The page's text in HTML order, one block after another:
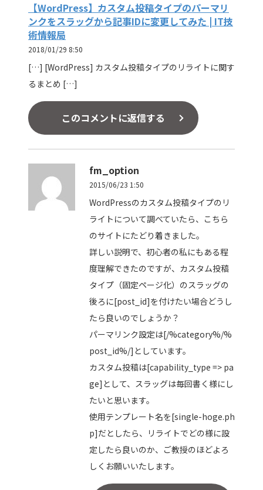
【WordPress】カスタム投稿タイプのパーマリ
ンクをスラッグから記事IDに変更してみた | IT技
術情報局
2018/01/29 8:50
[…] [WordPress] カスタム投稿タイプのリライトに関す
るまとめ […]
このコメントに返信する
fm_option
2015/06/23 1:50
WordPressのカスタム投稿タイプのリ
ライトについて調べていたら、こちら
のサイトにたどり着きました。
詳しい説明で、初心者の私にもある程
度理解できたのですが、カスタム投稿
タイプ（固定ページ化）のスラッグの
後ろに[post_id]を付けたい場合どうし
たら良いのでしょうか？
パーマリンク設定は[/%category%/%
post_id%/]としています。
カスタム投稿は[capability_type => pa
ge]として、スラッグは毎回書く様にし
たいと思います。
使用テンプレート名を[single-hoge.ph
p]だとしたら、リライトでどの様に設
定したら良いのか、ご教授のほどよろ
しくお願いいたします。